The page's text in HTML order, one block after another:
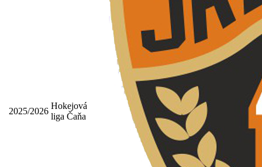
2025/2026
Hokejová
liga Čaňa